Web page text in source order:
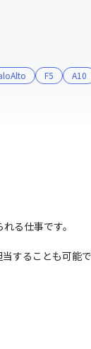
F5 A10
る仕事です。
することも可能